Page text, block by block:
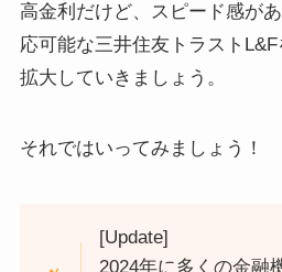
高金利だけど、スピード感が
応可能な三井住友トラスト
拡大していきましょう。
それではいってみましょう！
[Update]
2024年に多くの金融